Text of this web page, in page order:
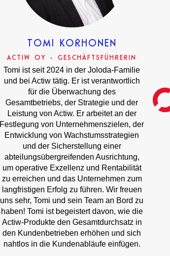
TOMI KORHONEN
ACTIW OY - GESCHÄFTSFÜHRERIN
Tomi ist seit 2024 in der Joloda-Familie
und bei Actiw tätig. Er ist verantwortlich
für die Überwachung des
Gesamtbetriebs, der Strategie und der
Leistung von Actiw. Er arbeitet an der
Festlegung von Unternehmenszielen, der
Entwicklung von Wachstumsstrategien
und der Sicherstellung einer
abteilungsübergreifenden Ausrichtung,
um operative Exzellenz und Rentabilität
zu erreichen und das Unternehmen zum
langfristigen Erfolg zu führen. Wir freuen
uns sehr, Tomi und sein Team an Bord zu
haben! Tomi ist begeistert davon, wie die
Actiw-Produkte den Gesamtdurchsatz in
den Kundenbetrieben erhöhen und sich
nahtlos in die Kundenabläufe einfügen.